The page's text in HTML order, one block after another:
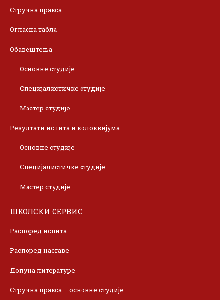
Стручна пракса
Огласна табла
Обавештења
Основне студије
Специјалистичке студије
Мастер студије
Резултати испита и колоквијума
Основне студије
Специјалистичке студије
Мастер студије
ШКОЛСКИ СЕРВИС
Распоред испита
Распоред наставе
Допуна литературе
Стручна пракса – основне студије